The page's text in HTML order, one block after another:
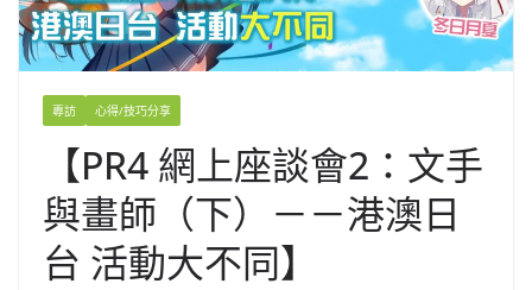
專訪 心得/技巧分享
【PR4 網上座談會2：文手
與畫師（下）－－港澳日
台 活動大不同】